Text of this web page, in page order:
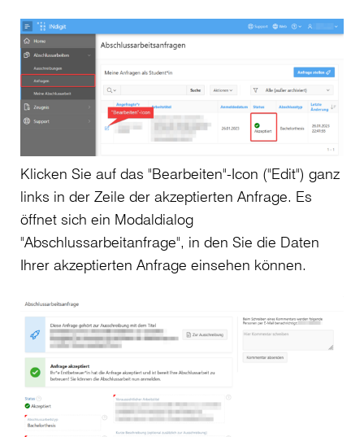
Klicken Sie auf das "Bearbeiten"-Icon ("Edit") ganz
links in der Zeile der akzeptierten Anfrage. Es
öffnet sich ein Modaldialog
"Abschlussarbeitanfrage", in den Sie die Daten
Ihrer akzeptierten Anfrage einsehen können.